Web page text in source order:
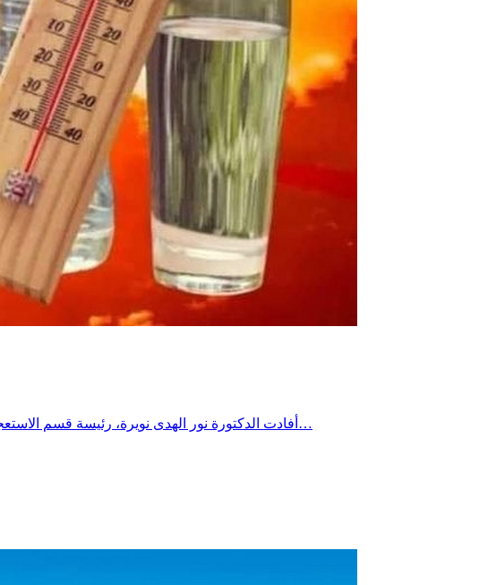
أفادت الدكتورة نور الهدى نويرة، رئيسة قسم الاستعجالي بمستشفى المنجي سليم بالمرسى، بأن القسم سجل خلال نهاية الأسبوع الفارط 5 حالات إجهاد حراري، من بينها حالة وفاة…